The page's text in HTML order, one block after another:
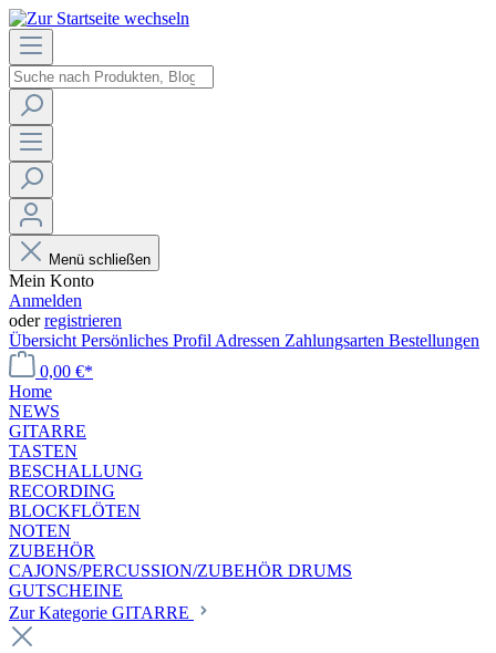
Menü schließen
Mein Konto
Anmelden
oderregistrieren
Übersicht Persönliches Profil Adressen Zahlungsarten Bestellungen
0,00 €*
Home
NEWS
GITARRE
TASTEN
BESCHALLUNG
RECORDING
BLOCKFLÖTEN
NOTEN
ZUBEHÖR
CAJONS/PERCUSSION/ZUBEHÖR DRUMS
GUTSCHEINE
Zur Kategorie GITARRE